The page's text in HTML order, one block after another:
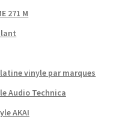
271 M
vinyle par marques
Audio Technica
AKAI